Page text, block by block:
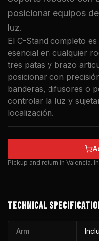
posicionar equipos
luz.
El C-Stand completo
esencial en cualquier
tres patas y brazo
posicionar con
banderas, difusores o
controlar la luz y
localización.
Pickup and return in Valencia.
TECHNICAL
Arm